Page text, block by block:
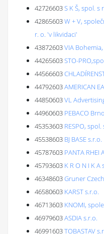
42726603S K Š, spol. s
42865603W + V,
r. o. 'v likvidaci'
43872603VIA
44265603STO-
44566603
44792603AMERICAN
44850603VL
44960603 PEBACO
45353603 RESPO, spol.
45538603 BJ BASE s.r.o.
45787603 PANTA RHEI
45793603 K R O N I K A
46348603Gruner
46580603 KARST s.r.o.
46713603 KNOMI,
46979603ASDIA s.r.o.
46991603TOBASTAV